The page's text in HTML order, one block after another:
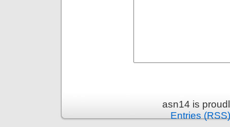
asn14 is
Entries (RSS)